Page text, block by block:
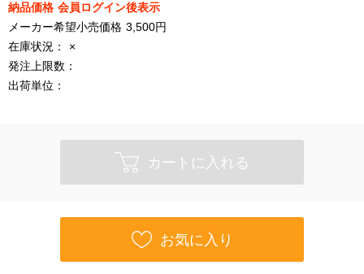
納品価格 会員ログイン後表示
メーカー希望小売価格 3,500円
在庫状況：
×
発注上限数：
出荷単位：
カートに入れる
お気に入り